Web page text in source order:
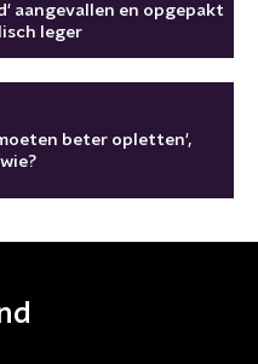
aangevallen en opgepakt
leger
beter opletten',